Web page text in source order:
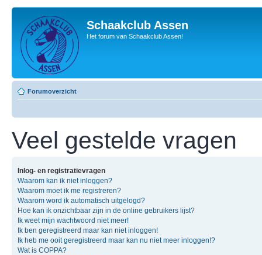
Schaakclub Assen
Het forum van Schaakclub Assen!
Forumoverzicht
Veel gestelde vragen
Inlog- en registratievragen
Waarom kan ik niet inloggen?
Waarom moet ik me registreren?
Waarom word ik automatisch uitgelogd?
Hoe kan ik onzichtbaar zijn in de online gebruikers lijst?
Ik weet mijn wachtwoord niet meer!
Ik ben geregistreerd maar kan niet inloggen!
Ik heb me ooit geregistreerd maar kan nu niet meer inloggen!?
Wat is COPPA?